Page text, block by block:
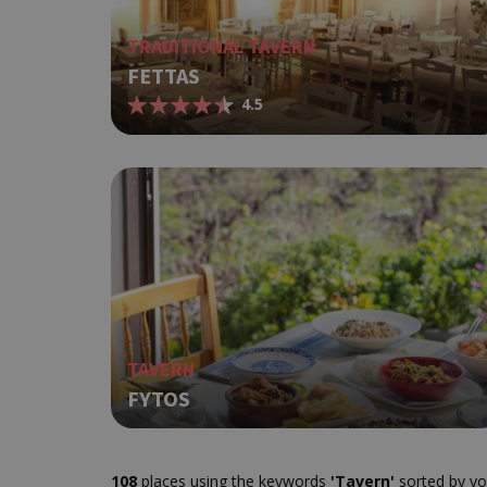
TRADITIONAL TAVERN
FETTAS
4.5
TAVERN
FYTOS
108 places using the keywords 'Tavern' sorted by
takeOverCookie
__cf_bm
ShowWizLogin